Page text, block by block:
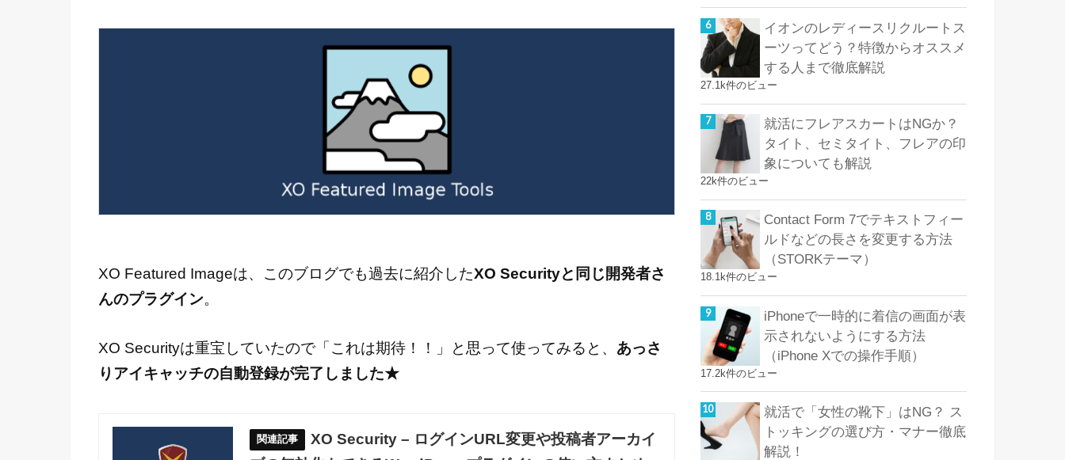
XO Featured Imageは、このブログでも過去に紹介したXO Securityと同じ開発者さ
んのプラグイン。
XO Securityは重宝していたので「これは期待！！」と思って使ってみると、 あっさ
りアイキャッチの自動登録が完了しました★
XO Security – ログインURL変更や投稿者アーカイ
イオンのレディースリクルートス
ーツってどう？特徴からオススメ
する人まで徹底解説
27.1k件のビュー
就活にフレアスカートはNGか？
タイト、セミタイト、フレアの印
象についても解説
22k件のビュー
Contact Form 7でテキストフィー
ルドなどの長さを変更する方法
（STORKテーマ）
18.1k件のビュー
iPhoneで一時的に着信の画面が表
示されないようにする方法
（iPhone Xでの操作手順）
17.2k件のビュー
就活で「女性の靴下」はNG？ ス
トッキングの選び方・マナー徹底
解説！